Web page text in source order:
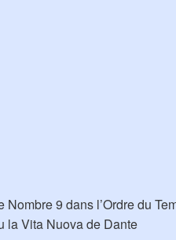
Nombre 9 dans l’Ordre du
la Vita Nuova de Dante